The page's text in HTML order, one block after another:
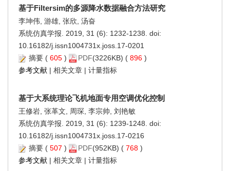
基于Filtersim的多源降水数据融合方法研究
李坤伟, 游雄, 张欣, 汤奋
系统仿真学报. 2019, 31 (6): 1232-1238. doi:
10.16182/j.issn1004731x.joss.17-0201
摘要 ( 605 ) PDF(3226KB) ( 896 )
参考文献 | 相关文章 | 计量指标
基于大系统理论飞机地面专用空调优化控制
王修岩, 张革文, 周琛, 李宗帅, 刘艳敏
系统仿真学报. 2019, 31 (6): 1239-1248. doi:
10.16182/j.issn1004731x.joss.17-0216
摘要 ( 507 ) PDF(952KB) ( 768 )
参考文献 | 相关文章 | 计量指标